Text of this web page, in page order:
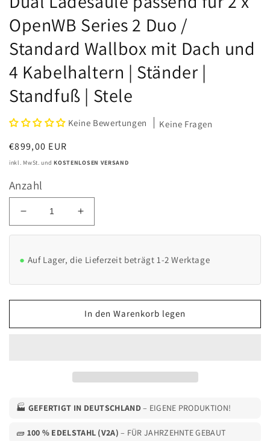
OpenWB Series 2 Duo /
Standard Wallbox mit Dach und
4 Kabelhaltern | Ständer |
Standfuß | Stele
Keine Bewertungen Keine Fragen
Normaler
Preis
€899,00 EUR
inkl. MwSt. undKOSTENLOSEN VERSAND
Anzahl
Verringere
die
für
Dual
x
Standard
mit
Erhöhe
die
für
Dual
2
x
Duo
Standard
mit
Auf Lager, die Lieferzeit beträgt 1-2 Werktage
In den Warenkorb legen
🏭 GEFERTIGT IN DEUTSCHLAND– EIGENE PRODUKTION!
🧱 100 % EDELSTAHL (V2A) – FÜR JAHRZEHNTE GEBAUT